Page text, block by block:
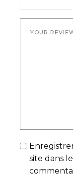
site dans